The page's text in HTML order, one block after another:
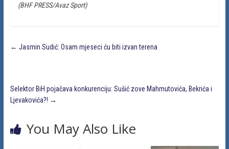
(BHF PRESS/Avaz Sport)
← Jasmin Sudić: Osam mjeseci ću biti izvan terena
Selektor BiH pojačava konkurenciju: Sušić zove Mahmutovića, Bekrića i
Ljevakovića?! →
You May Also Like